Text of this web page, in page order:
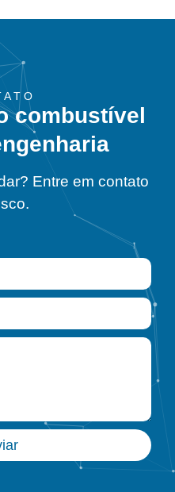
combustível
Entre em contato